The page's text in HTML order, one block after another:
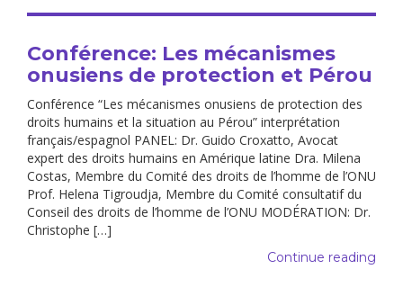
Conférence: Les mécanismes
onusiens de protection et Pérou
Conférence “Les mécanismes onusiens de protection des
droits humains et la situation au Pérou” interprétation
français/espagnol PANEL: Dr. Guido Croxatto, Avocat
expert des droits humains en Amérique latine Dra. Milena
Costas, Membre du Comité des droits de l’homme de l’ONU
Prof. Helena Tigroudja, Membre du Comité consultatif du
Conseil des droits de l’homme de l’ONU MODÉRATION: Dr.
Christophe […]
Continue reading